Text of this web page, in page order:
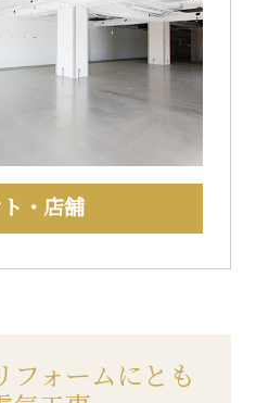
・店舗
フォームにとも